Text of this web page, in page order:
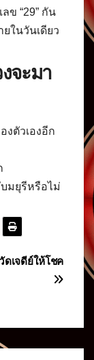
ข “29” กัน
ในวันเดียว
จะมา
งตัวเองอีก
บมยุรีหรือไม่
ดเจดีย์ให้โชค